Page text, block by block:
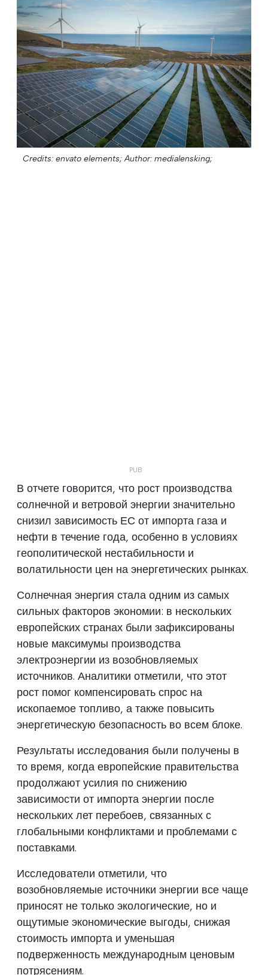
Credits: envato elements; Author: medialensking;
В отчете говорится, что рост производства
солнечной и ветровой энергии значительно
снизил зависимость ЕС от импорта газа и
нефти в течение года, особенно в условиях
геополитической нестабильности и
волатильности цен на энергетических рынках.
Солнечная энергия стала одним из самых
сильных факторов экономии: в нескольких
европейских странах были зафиксированы
новые максимумы производства
электроэнергии из возобновляемых
источников. Аналитики отметили, что этот
рост помог компенсировать спрос на
ископаемое топливо, а также повысить
энергетическую безопасность во всем блоке.
Результаты исследования были получены в
то время, когда европейские правительства
продолжают усилия по снижению
зависимости от импорта энергии после
нескольких лет перебоев, связанных с
глобальными конфликтами и проблемами с
поставками.
Исследователи отметили, что
возобновляемые источники энергии все чаще
приносят не только экологические, но и
ощутимые экономические выгоды, снижая
стоимость импорта и уменьшая
подверженность международным ценовым
потрясениям.